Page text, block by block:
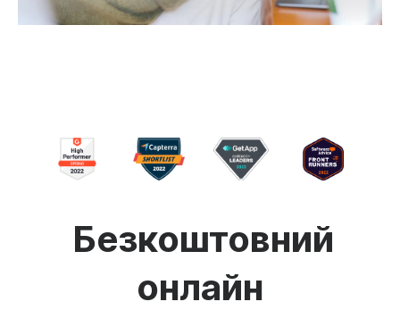
Безкоштовний
онлайн